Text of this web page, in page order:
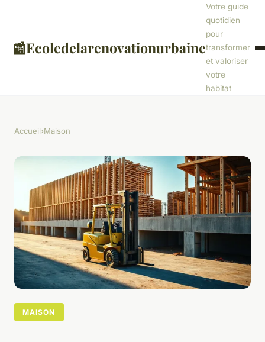
📰Ecoledelarenovationurbaine
Votre guide
quotidien
pour
transformer
et valoriser
votre
habitat
Accueil›Maison
MAISON